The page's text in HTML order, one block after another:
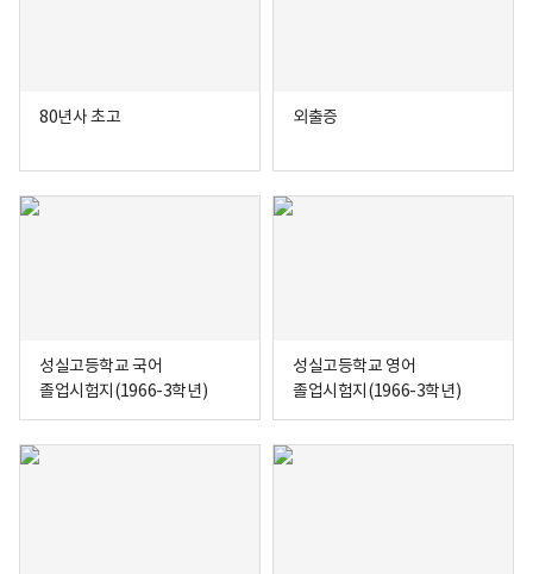
80년사 초고 외출증
성실고등학교 국어
졸업시험지(1966-3학년)
성실고등학교 영어
졸업시험지(1966-3학년)